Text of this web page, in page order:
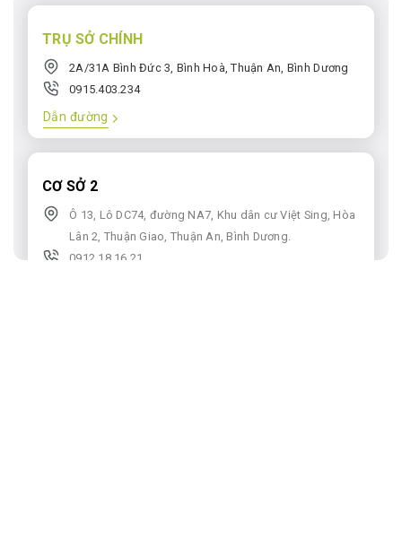
TRỤ SỞ CHÍNH
2A/31A Bình Đức 3, Bình Hoà, Thuận An, Bình Dương
0915.403.234
Dẫn đường
CƠ SỞ 2
Ô 13, Lô DC74, đường NA7, Khu dân cư Việt Sing, Hòa
Lân 2, Thuận Giao, Thuận An, Bình Dương.
0912.18.16.21